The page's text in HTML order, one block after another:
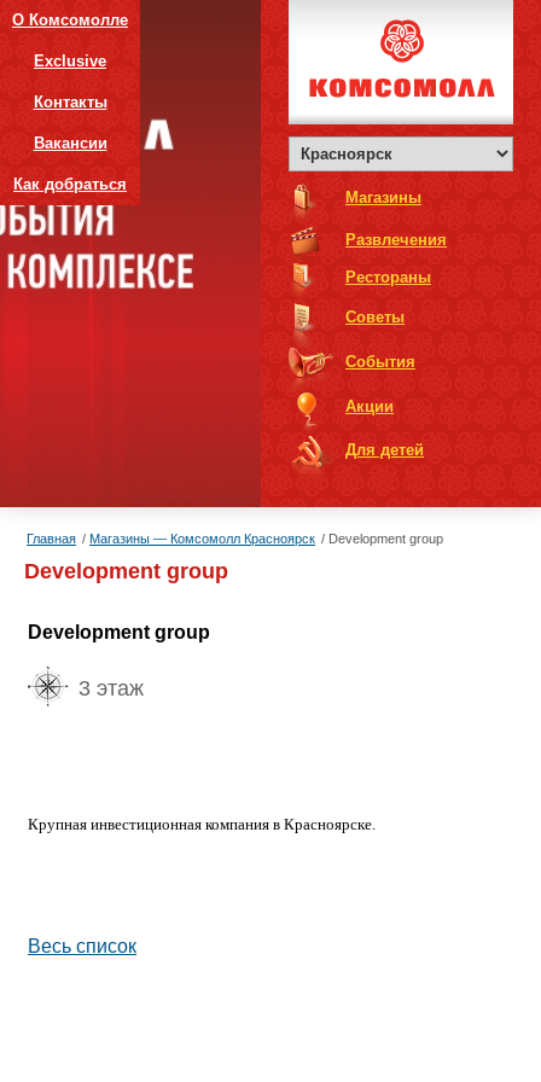
О Комсомолле
Exclusive
Контакты
Вакансии
Как добраться
Магазины
Развлечения
Рестораны
Советы
События
Акции
Для детей
Главная Магазины — Комсомолл Красноярск Development group
Development group
Development group
3 этаж
Крупная инвестиционная компания в Красноярске.
Весь список